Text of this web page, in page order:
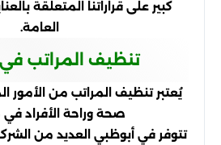
كبير على قراراتنا المتعلقة
العامة.
تنظيف المراتب
يُعتبر تنظيف المراتب من الأمور
صحة وراحة الأفراد في
تتوفر في أبوظبي العديد من